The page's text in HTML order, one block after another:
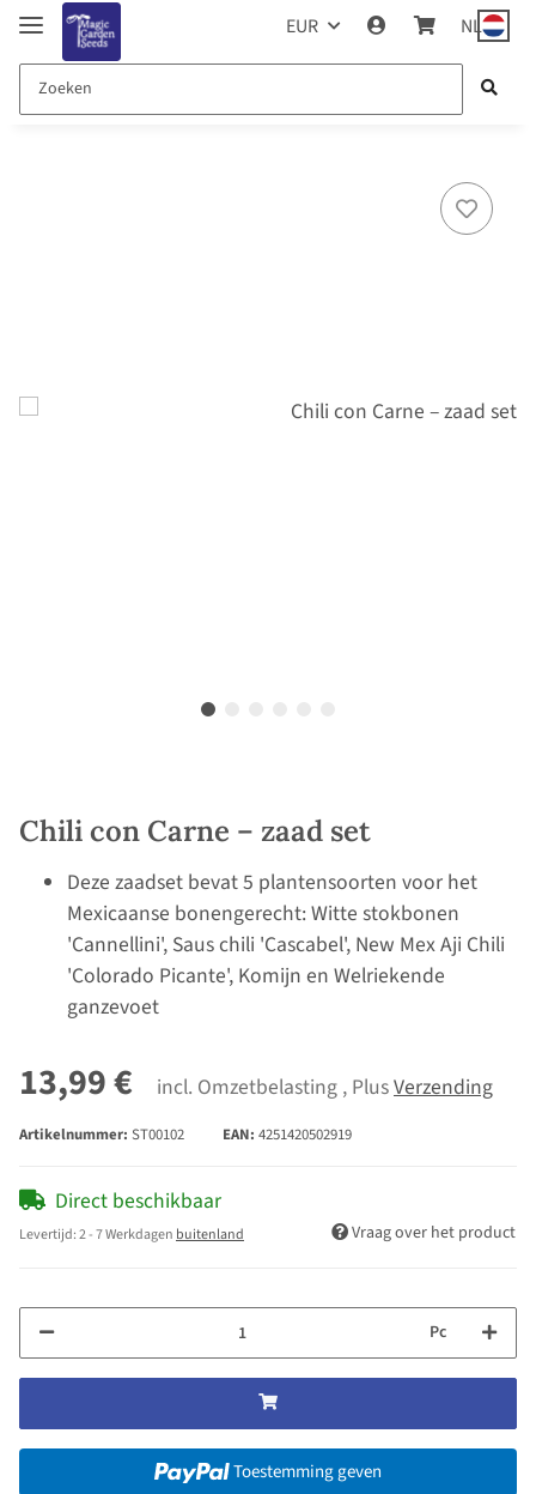
EUR NL
Chili con Carne – zaad set
Deze zaadset bevat 5 plantensoorten voor het
Mexicaanse bonengerecht: Witte stokbonen
'Cannellini', Saus chili 'Cascabel', New Mex Aji Chili
'Colorado Picante', Komijn en Welriekende
ganzevoet
13,99 € incl. Omzetbelasting , PlusVerzending
Artikelnummer: ST00102 EAN: 4251420502919
Direct beschikbaar
Levertijd:2 - 7 Werkdagen buitenland Vraag over het product
Pc
Toestemming geven